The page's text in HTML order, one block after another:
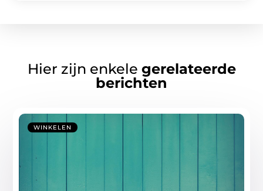
Hier zijn enkele gerelateerde
berichten
WINKELEN